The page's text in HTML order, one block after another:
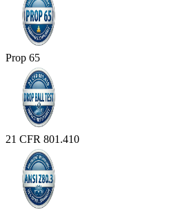
Prop 65
21 CFR 801.410